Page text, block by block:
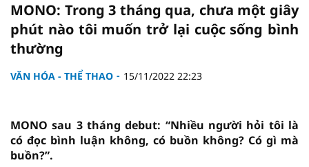
MONO: Trong 3 tháng qua, chưa một giây
phút nào tôi muốn trở lại cuộc sống bình
thường
VĂN HÓA - THỂ THAO 15/11/2022 22:23
MONO sau 3 tháng debut: “Nhiều người hỏi tôi là
có đọc bình luận không, có buồn không? Có gì mà
buồn?”.